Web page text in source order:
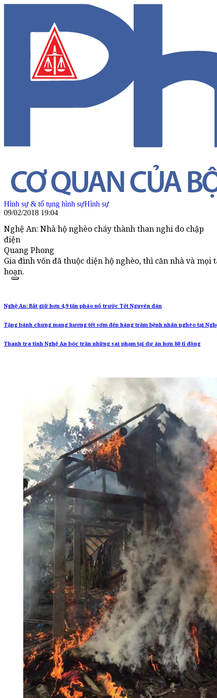
Hình sự & tố tụng hình sựHình sự
09/02/2018 19:04
Nghệ An: Nhà hộ nghèo cháy thành than nghi do chập
điện
Quang Phong
Gia đình vốn đã thuộc diện hộ nghèo, thì căn nhà và
hoạn.
Nghệ An: Bắt giữ hơn 4,9 tấn pháo nổ trước Tết Nguyên đán
Tặng bánh chưng mang hương tết sớm đến hàng trăm bệnh nhân nghèo tại
Thanh tra tỉnh Nghệ An bóc trần những sai phạm tại dự án hơn 80 tỉ đồng